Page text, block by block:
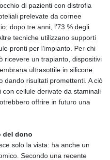
di pazienti con distrofia
prelevate da cornee
dopo tre anni, l’73 % degli
tecniche utilizzano supporti
pronti per l’impianto. Per chi
ricevere un trapianto, dispositivi
ultrasottile in silicone
dando risultati promettenti. A ciò
cellule derivate da staminali
offrire in futuro una
del dono
solo la vista: ha anche un
Secondo una recente